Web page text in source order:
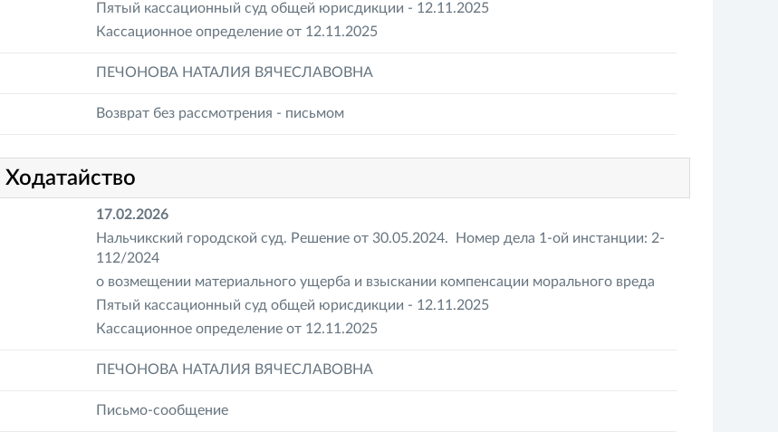
Пятый кассационный суд общей юрисдикции - 12.11.2025
Кассационное определение от 12.11.2025
ПЕЧОНОВА НАТАЛИЯ ВЯЧЕСЛАВОВНА
Возврат без рассмотрения - письмом
Ходатайство
17.02.2026
Нальчикский городской суд. Решение от 30.05.2024. Номер дела 1-ой инстанции: 2-
112/2024
о возмещении материального ущерба и взыскании компенсации морального вреда
Пятый кассационный суд общей юрисдикции - 12.11.2025
Кассационное определение от 12.11.2025
ПЕЧОНОВА НАТАЛИЯ ВЯЧЕСЛАВОВНА
Письмо-сообщение